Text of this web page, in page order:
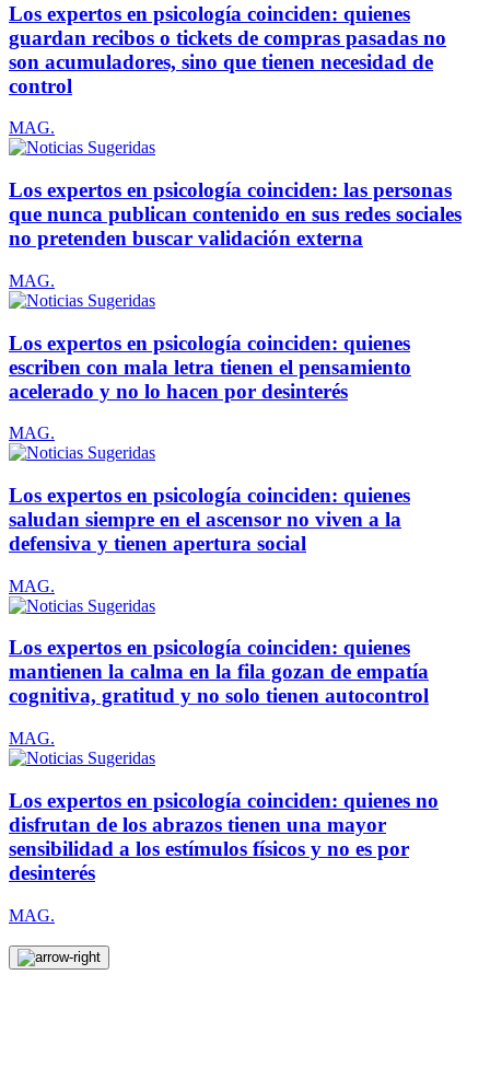
Los expertos en psicología coinciden: quienes
guardan recibos o tickets de compras pasadas no
son acumuladores, sino que tienen necesidad de
control
MAG.
Los expertos en psicología coinciden: las personas
que nunca publican contenido en sus redes sociales
no pretenden buscar validación externa
MAG.
Los expertos en psicología coinciden: quienes
escriben con mala letra tienen el pensamiento
acelerado y no lo hacen por desinterés
MAG.
Los expertos en psicología coinciden: quienes
saludan siempre en el ascensor no viven a la
defensiva y tienen apertura social
MAG.
Los expertos en psicología coinciden: quienes
mantienen la calma en la fila gozan de empatía
cognitiva, gratitud y no solo tienen autocontrol
MAG.
Los expertos en psicología coinciden: quienes no
disfrutan de los abrazos tienen una mayor
sensibilidad a los estímulos físicos y no es por
desinterés
MAG.